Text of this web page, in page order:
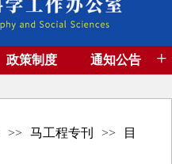
政策制度 通知公告 +
>> 马工程专刊 >>
目